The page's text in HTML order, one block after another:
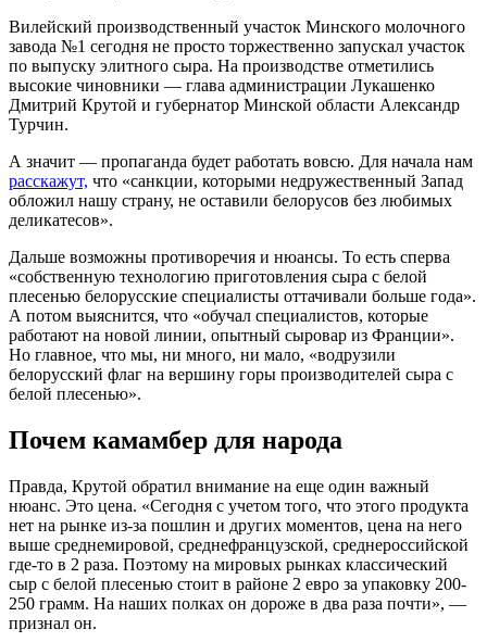
Вилейский производственный участок Минского молочного
завода №1 сегодня не просто торжественно запускал участок
по выпуску элитного сыра. На производстве отметились
высокие чиновники — глава администрации Лукашенко
Дмитрий Крутой и губернатор Минской области Александр
Турчин.
А значит — пропаганда будет работать вовсю. Для начала нам
расскажут, что «санкции, которыми недружественный Запад
обложил нашу страну, не оставили белорусов без любимых
деликатесов».
Дальше возможны противоречия и нюансы. То есть сперва
«собственную технологию приготовления сыра с белой
плесенью белорусские специалисты оттачивали больше года».
А потом выяснится, что «обучал специалистов, которые
работают на новой линии, опытный сыровар из Франции».
Но главное, что мы, ни много, ни мало, «водрузили
белорусский флаг на вершину горы производителей сыра с
белой плесенью».
Почем камамбер для народа
Правда, Крутой обратил внимание на еще один важный
нюанс. Это цена. «Сегодня с учетом того, что этого продукта
нет на рынке из-за пошлин и других моментов, цена на него
выше среднемировой, среднефранцузской, среднероссийской
где-то в 2 раза. Поэтому на мировых рынках классический
сыр с белой плесенью стоит в районе 2 евро за упаковку 200-
250 грамм. На наших полках он дороже в два раза почти», —
признал он.